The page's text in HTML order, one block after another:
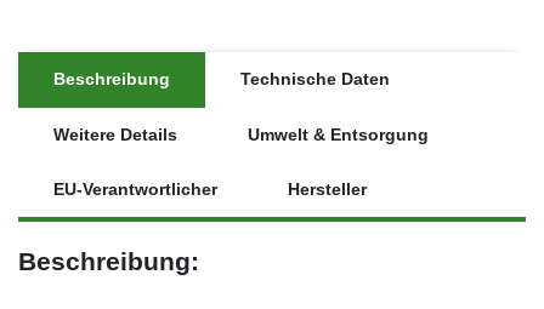
Beschreibung Technische Daten
Weitere Details Umwelt & Entsorgung
EU-Verantwortlicher Hersteller
Beschreibung: